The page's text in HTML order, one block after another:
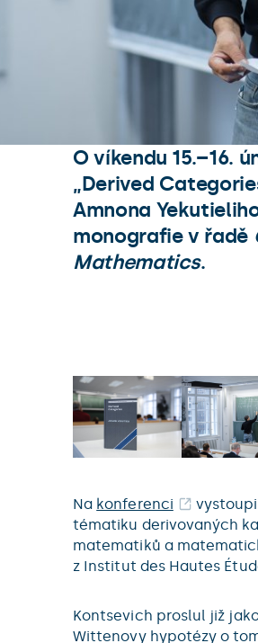
O víkendu 15.–16.
„Derived
Amnona
monografie v řadě
Mathematics.
Na konferenci
tématiku derivovaných
matematiků a
z Institut des Hautes
Kontsevich proslul již
Wittenovy hypotézy o